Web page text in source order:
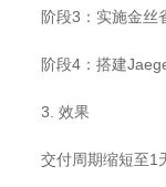
阶段3：实施金丝
阶段4：搭建
3. 效果
交付周期缩短至1